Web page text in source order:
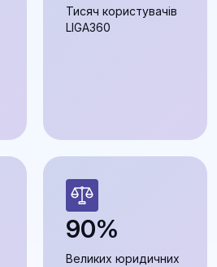
Тисяч користувачів
LIGA360
90%
Великих юридичних